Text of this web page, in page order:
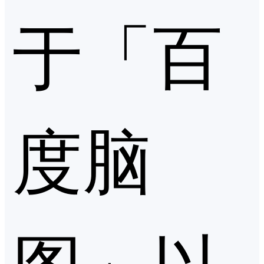
于「百
度脑